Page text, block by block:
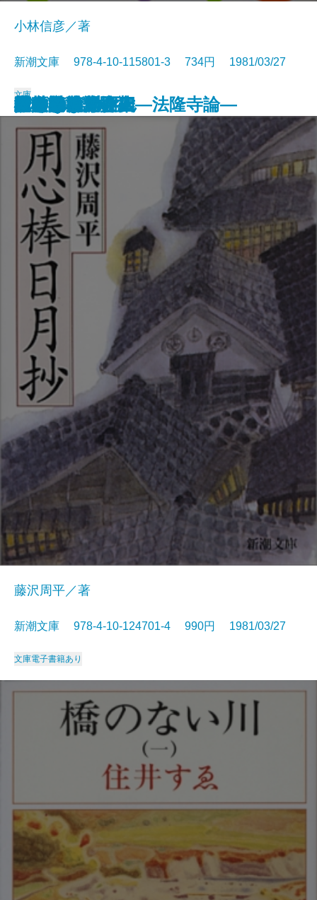
橋のない川 六
上意討ち
ぼくのおじさん
空白の戦記
隠された十字架―法隆寺論―
橋のない川 三
橋のない川 四
音と言葉
木枯しの庭
唐獅子株式会社
小林信彦／著
新潮文庫 978-4-10-115801-3 734円 1981/03/27
文庫
用心棒日月抄
藤沢周平／著
新潮文庫 978-4-10-124701-4 990円 1981/03/27
文庫電子書籍あり
橋のない川 一
橋のない川 二
砂の女
個人的な体験
渡された場面
花杖記
死の棘
ラディゲの死
人の砂漠